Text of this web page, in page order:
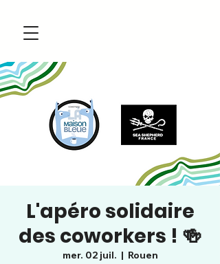
L'apéro solidaire
des coworkers ! 🍻
mer. 02 juil.
  |
Rouen